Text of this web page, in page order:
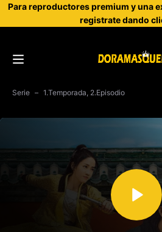
Para reproductores premium y una
registrate dando
Serie 1.Temporada, 2.Episodio